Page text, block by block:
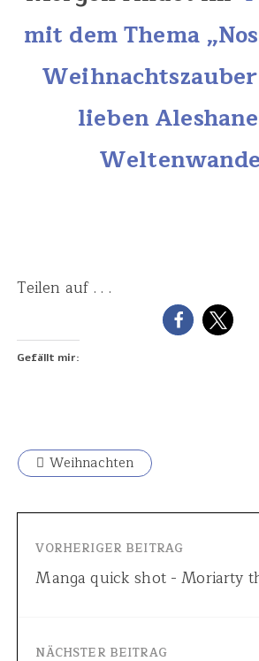
mit dem Thema
Weihnachtszauber
lieben
Teilen auf . . .
Gefällt mir:
Weihnachten
VORHERIGER BEITRAG
Manga quick shot - Moriarty
NÄCHSTER BEITRAG